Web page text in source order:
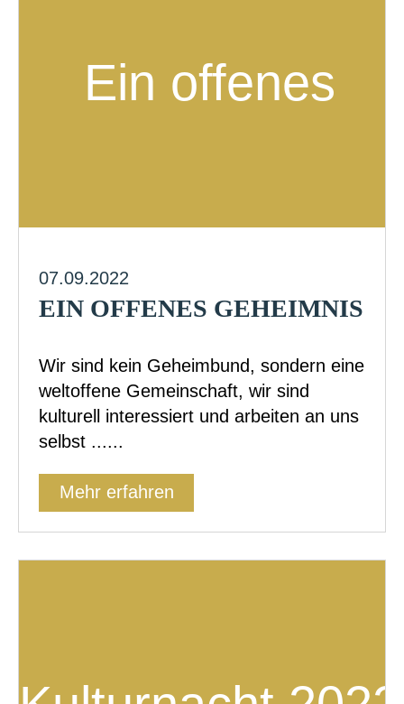
07.09.2022
EIN OFFENES GEHEIMNIS
Wir sind kein Geheimbund, sondern eine
weltoffene Gemeinschaft, wir sind
kulturell interessiert und arbeiten an uns
selbst ......
Mehr erfahren